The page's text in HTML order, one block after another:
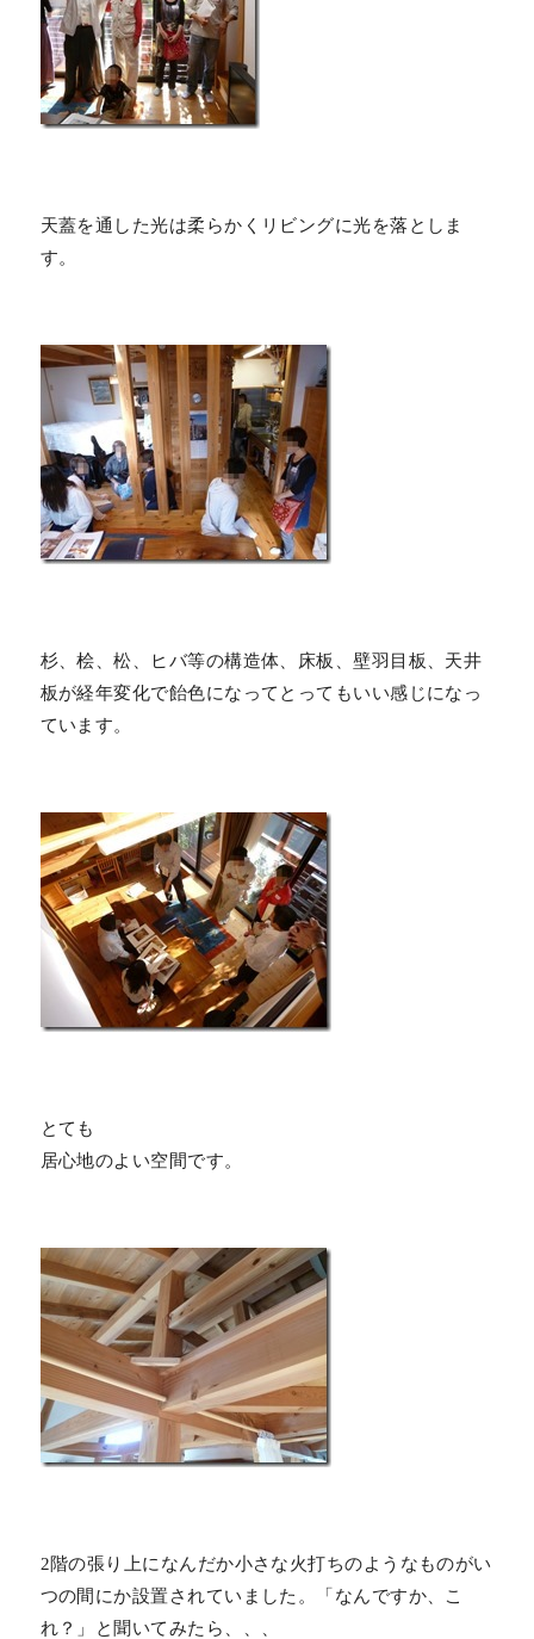
天蓋を通した光は柔らかくリビングに光を落としま
す。
杉、桧、松、ヒバ等の構造体、床板、壁羽目板、天井
板が経年変化で飴色になってとってもいい感じになっ
ています。
とても
居心地のよい空間です。
2階の張り上になんだか小さな火打ちのようなものがい
つの間にか設置されていました。「なんですか、こ
れ？」と聞いてみたら、、、